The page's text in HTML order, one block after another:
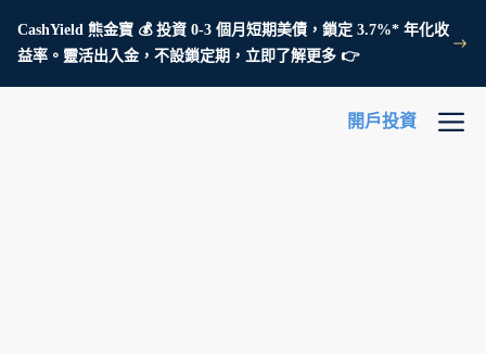
CashYield 熊金寶 💰 投資 0-3 個月短期美債，鎖定 3.7%* 年化收
益率。靈活出入金，不設鎖定期，立即了解更多 👉
開戶投資